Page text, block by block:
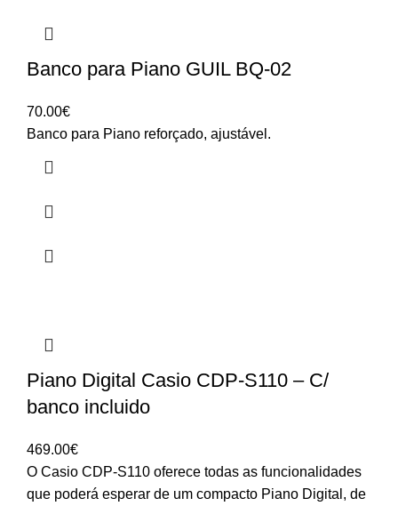
Banco para Piano GUIL BQ-02
70.00€
Banco para Piano reforçado, ajustável.
Piano Digital Casio CDP-S110 – C/
banco incluido
469.00€
O Casio CDP-S110 oferece todas as funcionalidades
que poderá esperar de um compacto Piano Digital, de